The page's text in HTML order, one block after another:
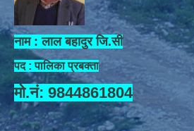
नाम : लाल बहादुर जि.सी
पद : पालिका प्रबक्ता
मो.नं: 9844861804